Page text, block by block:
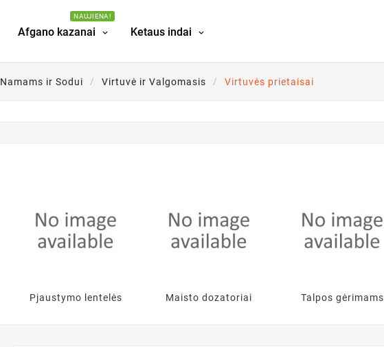
Afgano kazanai
NAUJIENA!
Ketaus indai
Namams ir Sodui Virtuvė ir Valgomasis Virtuvės prietaisai
Pjaustymo lentelės Maisto dozatoriai Talpos gėrimams